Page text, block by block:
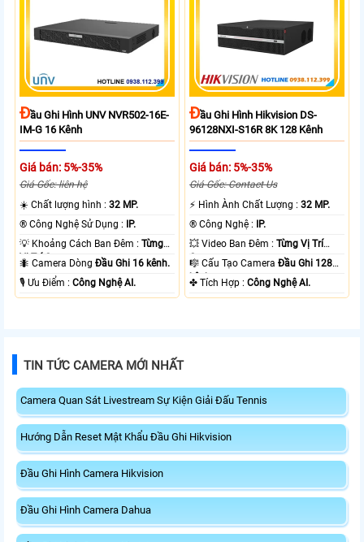
ĐẦu Ghi Hình UNV NVR502-16E-
IM-G 16 Kênh
Giá bán: 5%-35%
Giá Gốc: liên hệ
☀️ Chất lượng hình :32 MP.
®️ Công Nghệ Sử Dụng : IP.
💡 Khoảng Cách Ban Đêm :Từng
Vị Trí Camera .
🐜 Camera DòngĐầu Ghi 16 kênh.
️🎙 Ưu Điểm :Công Nghệ AI.
ĐẦu Ghi Hình Hikvision DS-
96128NXI-S16R 8K 128 Kênh
Giá bán: 5%-35%
Giá Gốc: Contact Us
️⚡ Hình Ành Chất Lượng :32 MP.
®️ Công Nghệ : IP.
💥 Video Ban Đêm :Từng Vị Trí
Camera .
🎼️ Cấu Tạo CameraĐầu Ghi 128
kênh.
️✤ Tích Hợp :Công Nghệ AI.
TIN TỨC CAMERA MỚI NHẤT
Camera Quan Sát Livestream Sự Kiện Giải Đấu Tennis
Hướng Dẫn Reset Mật Khẩu Đầu Ghi Hikvision
Đầu Ghi Hình Camera Hikvision
Đầu Ghi Hình Camera Dahua